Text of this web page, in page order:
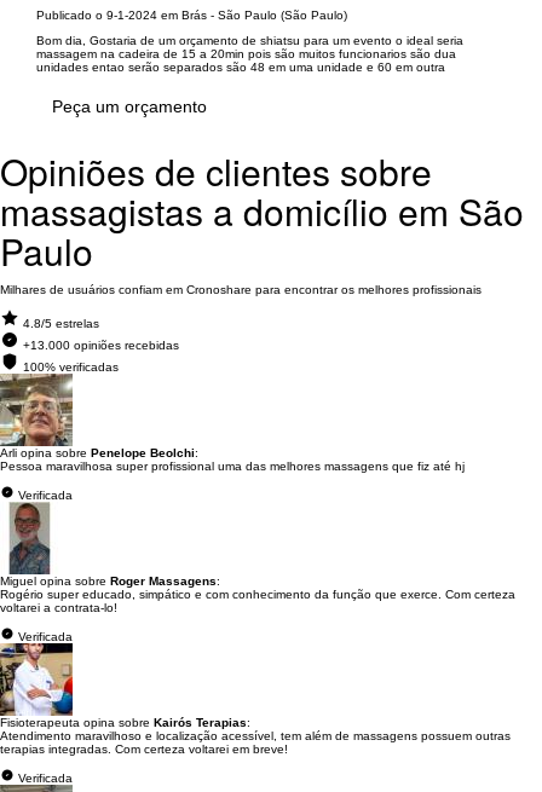
Publicado o 9-1-2024 em Brás - São Paulo (São Paulo)
Bom dia, Gostaria de um orçamento de shiatsu para um evento o ideal seria
massagem na cadeira de 15 a 20min pois são muitos funcionarios são dua
unidades entao serão separados são 48 em uma unidade e 60 em outra
Peça um orçamento
Opiniões de clientes sobre
massagistas a domicílio em São
Paulo
Milhares de usuários confiam em Cronoshare para encontrar os melhores profissionais
4.8/5 estrelas
+13.000 opiniões recebidas
100% verificadas
Arli opina sobre Penelope Beolchi:
Pessoa maravilhosa super profissional uma das melhores massagens que fiz até hj
Verificada
Miguel opina sobre Roger Massagens:
Rogério super educado, simpático e com conhecimento da função que exerce. Com certeza
voltarei a contrata-lo!
Verificada
Fisioterapeuta opina sobre Kairós Terapias:
Atendimento maravilhoso e localização acessível, tem além de massagens possuem outras
terapias integradas. Com certeza voltarei em breve!
Verificada